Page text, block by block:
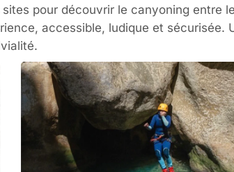
pour découvrir le canyoning entre
accessible, ludique et